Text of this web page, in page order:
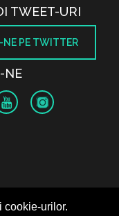
cookie-urilor.
TWEET-URI
NE PE TWITTER
NE